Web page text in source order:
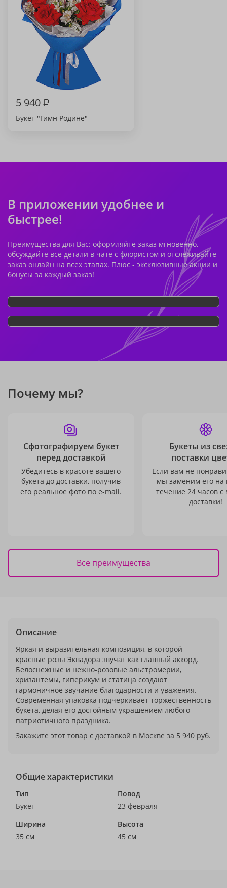
5 940₽
Букет "Гимн Родине"
В приложении удобнее и
быстрее!
Преимущества для Вас: оформляйте заказ мгновенно,
обсуждайте все детали в чате с флористом и отслеживайте
заказ онлайн на всех этапах. Плюс - эксклюзивные акции и
бонусы за каждый заказ!
Почему мы?
Сфотографируем букет
перед доставкой
Убедитесь в красоте вашего
букета до доставки, получив
его реальное фото по e-mail.
Букеты из
поставки
Если вам не
мы заменим его на
течение 24 часов с
доставки!
Все преимущества
Описание
Яркая и выразительная композиция, в которой
красные розы Эквадора звучат как главный аккорд.
Белоснежные и нежно-розовые альстромерии,
хризантемы, гиперикум и статица создают
гармоничное звучание благодарности и уважения.
Современная упаковка подчёркивает торжественность
букета, делая его достойным украшением любого
патриотичного праздника.
Закажите этот товар с доставкой в Москве за 5 940 руб.
Общие характеристики
Тип
Букет
Повод
23 февраля
Ширина
35 см
Высота
45 см